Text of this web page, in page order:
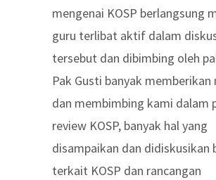
mengenai KOSP berlangsung
guru terlibat aktif dalam
tersebut dan dibimbing oleh
Pak Gusti banyak memberikan
dan membimbing kami dalam
review KOSP, banyak hal yang
disampaikan dan didiskusikan
terkait KOSP dan rancangan